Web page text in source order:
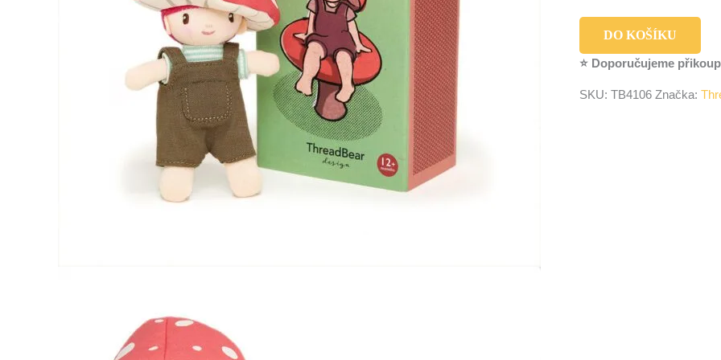
DO KOŠÍKU
⭐ Doporučujeme
SKU: TB4106 Značka: